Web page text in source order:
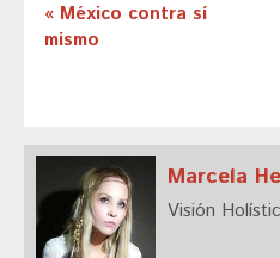
« México contra sí
mismo
Marcela
Visión